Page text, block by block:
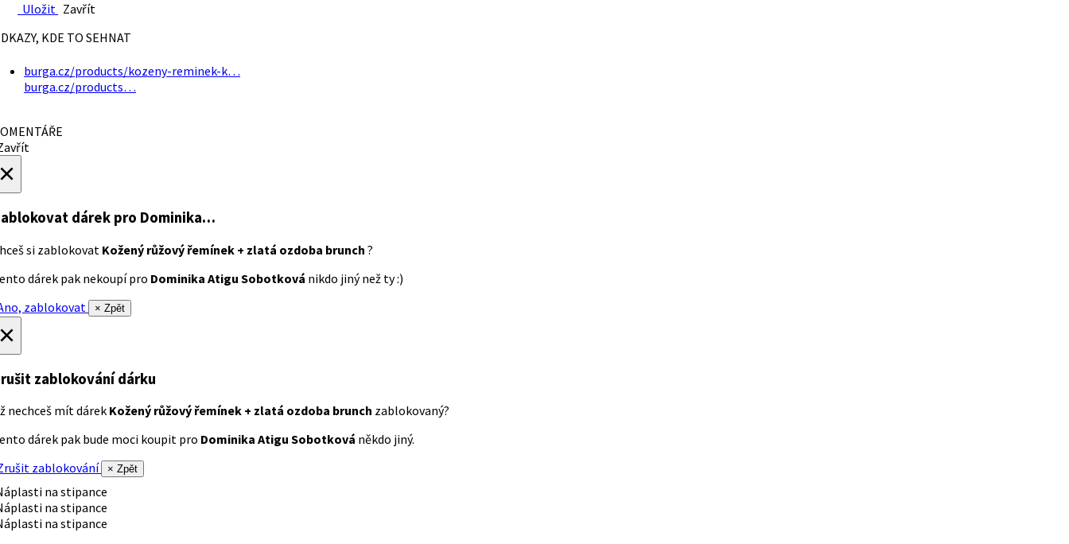
Uložit Zavřít
KDE TO SEHNAT
burga.cz/products/kozeny-reminek-k…
burga.cz/products…
dárek pro Dominika…
si zablokovat Kožený růžový řemínek + zlatá ozdoba brunch ?
dárek pak nekoupí pro Dominika Atigu Sobotková nikdo jiný než ty :)
zablokovat
× Zpět
zablokování dárku
nechceš mít dárek Kožený růžový řemínek + zlatá ozdoba brunch zablokovaný?
dárek pak bude moci koupit pro Dominika Atigu Sobotková někdo jiný.
zablokování
× Zpět